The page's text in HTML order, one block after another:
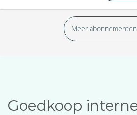
Meer abonnementen
Goedkoop